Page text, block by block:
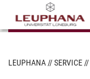
LEUPHANA SERVICE